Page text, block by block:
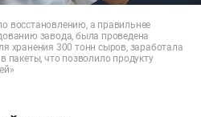
восстановлению, а правильнее
завода, была проведена
хранения 300 тонн сыров, заработала
пакеты, что позволило продукту